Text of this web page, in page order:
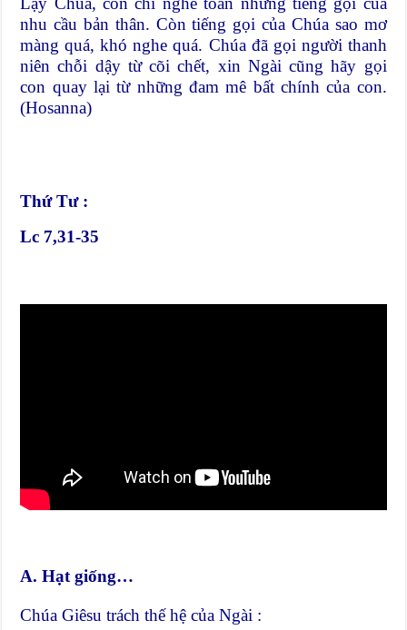
nhu cầu bản thân. Còn tiếng gọi của Chúa sao mơ
màng quá, khó nghe quá. Chúa đã gọi người thanh
niên chỗi dậy từ cõi chết, xin Ngài cũng hãy gọi
con quay lại từ những đam mê bất chính của con.
(Hosanna)
Thứ Tư :
Lc 7,31-35
A. Hạt giống…
Chúa Giêsu trách thế hệ của Ngài :